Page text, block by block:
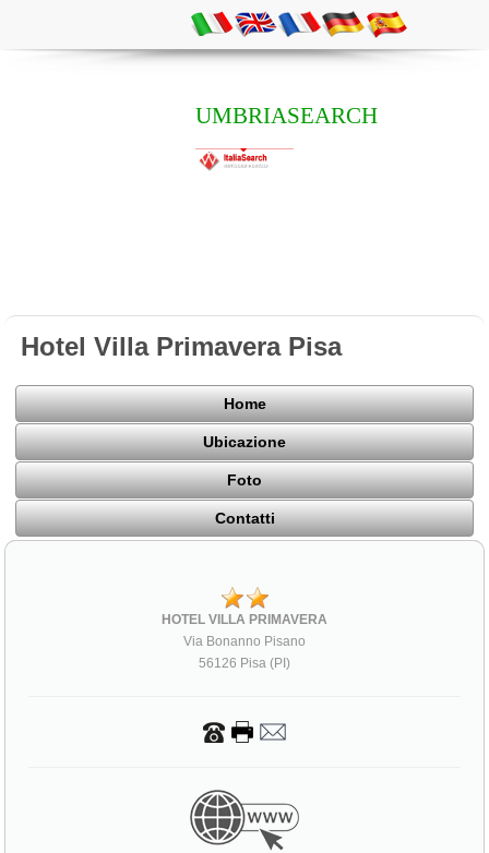
UMBRIASEARCH
Hotel Villa Primavera Pisa
Home
Ubicazione
Foto
Contatti
HOTEL VILLA PRIMAVERA
Via Bonanno Pisano
56126 Pisa (PI)